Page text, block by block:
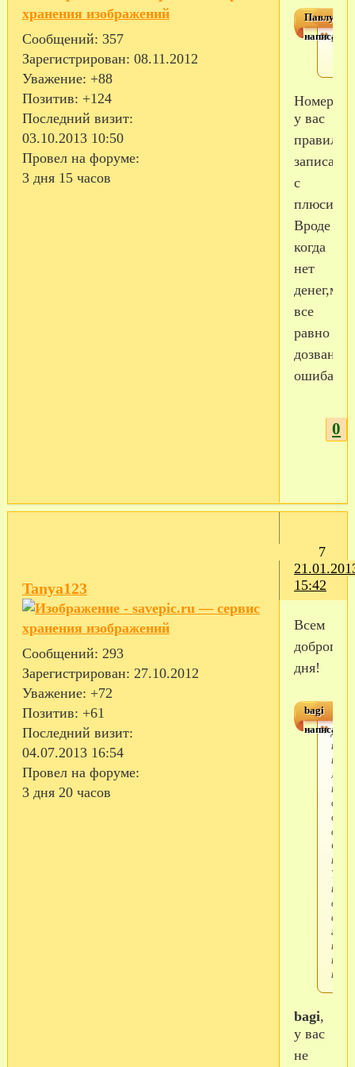
Сообщений: 357
Зарегистрирован: 08.11.2012
Уважение: +88
Позитив: +124
Последний визит:
03.10.2013 10:50
Провел на форуме:
3 дня 15 часов
Павлуша
Номер
у вас
записан
с
Вроде
когда
нет
денег,мы
все
равно
0
7
15:42
Tanya123
Сообщений: 293
Зарегистрирован: 27.10.2012
Уважение: +72
Позитив: +61
Последний визит:
04.07.2013 16:54
Провел на форуме:
3 дня 20 часов
Всем
доброго
дня!
bagi
не
могу
до
Тел.в
с
bagi,
у вас
не